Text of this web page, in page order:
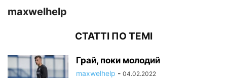
maxwelhelp
СТАТТІ ПО ТЕМІ
Грай, поки молодий
maxwelhelp - 04.02.2022